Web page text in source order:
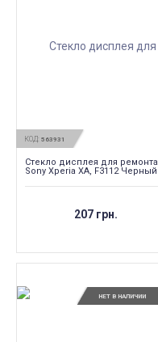
КОД: 563931
Стекло дисплея для ремонта
Sony Xperia XA, F3112 Черный
207 грн.
НЕТ В НАЛИЧИИ